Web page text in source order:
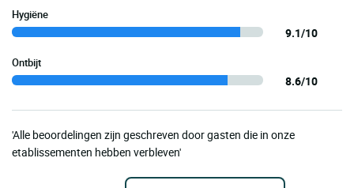
Hygiëne
9.1/10
Ontbijt
8.6/10
'Alle beoordelingen zijn geschreven door gasten die in onze
etablissementen hebben verbleven'